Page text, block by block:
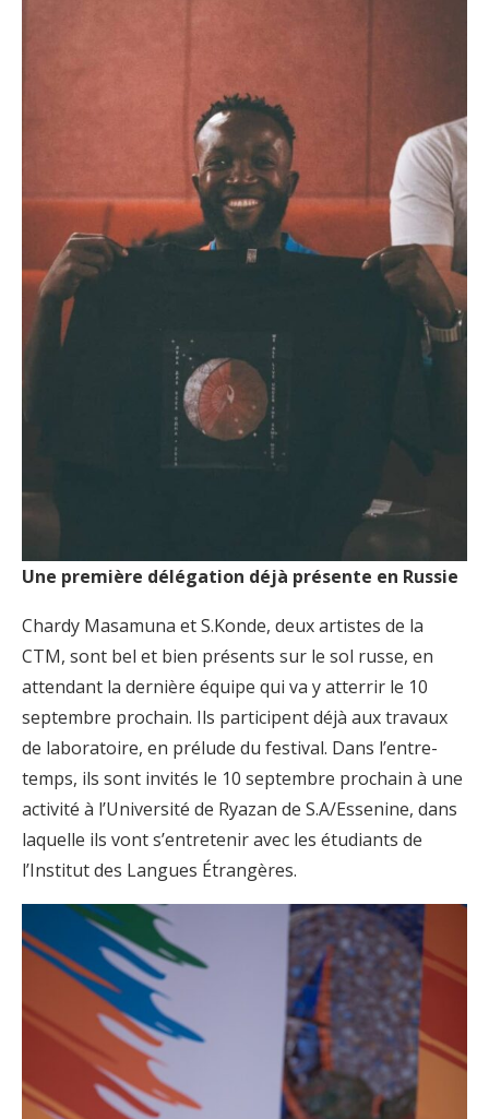
Une première délégation déjà présente en Russie
Chardy Masamuna et S.Konde, deux artistes de la
CTM, sont bel et bien présents sur le sol russe, en
attendant la dernière équipe qui va y atterrir le 10
septembre prochain. Ils participent déjà aux travaux
de laboratoire, en prélude du festival. Dans l’entre-
temps, ils sont invités le 10 septembre prochain à une
activité à l’Université de Ryazan de S.A/Essenine, dans
laquelle ils vont s’entretenir avec les étudiants de
l’Institut des Langues Étrangères.